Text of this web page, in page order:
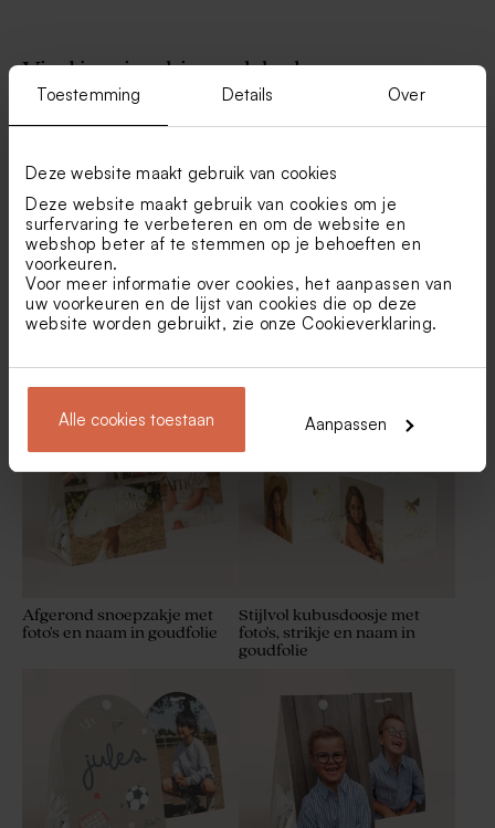
Toestemming Details Over
Deze website maakt gebruik van cookies
Deze website maakt gebruik van cookies om je
surfervaring te verbeteren en om de website en
webshop beter af te stemmen op je behoeften en
voorkeuren.
Voor meer informatie over cookies, het aanpassen van
uw voorkeuren en de lijst van cookies die op deze
website worden gebruikt, zie onze Cookieverklaring.
Alle cookies toestaan Aanpassen
bedankjes
Gepersonaliseerd potlood
Vind je misschien ook leuk
kleurrijke naam
Nieuw
Afgerond snoepzakje met
foto's en naam in goudfolie
Stijlvol kubusdoosje met
foto's, strikje en naam in
goudfolie